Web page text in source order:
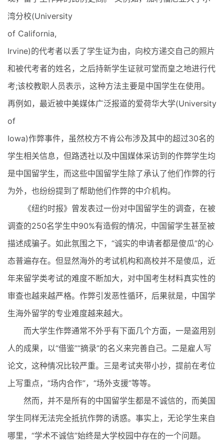
湾分校(University
of California,
Irvine)的代考者以丢了学生证为由，向校方递交自己的照片
和被代考者的姓名，之后持新学生证就可堂而皇之地进行代
考;该校教职人员表示，这种方法主要是中国学生在使用。
再例如，最近被中美媒体广泛报道的爱荷华大学(University
of
Iowa)作弊事件，虽然校方不肯公布涉及其中的超过30名的
学生相关信息，但路透社以及中国媒体采访到的作弊学生均
是中国留学生，而这些中国留学生除了承认了他们作弊的行
为外，也纷纷提到了帮助他们作弊的中介机构。
《纽约时报》曾发表过一份对中国留学生的调查，在被
调查的250名学生中90%有造假的情况，中国留学生甚至被
描述成骗子。如此氛围之下，“诚实的申请者都是傻瓜”的心
态普遍存在。但显然海外的考试机构和高校并不是傻瓜，近
年来留学类考试的难度不断加大，对中国考生材料真实性的
审查也越来越严格。作弊引发恶性循环，后果就是，中国学
生海外留学的专业难度越来越大。
而大学生作弊通常不外乎有下面几个方面，一是盗用别
人的成果，以“借鉴”“摘录”的名义来完善自己。二是雇人写
论文，这种情况比较严重。三是考试夹带小抄，提前在考位
上写重点，“场内合作”，“场外支援”等等。
然而，并不是所有的中国留学生都是不诚信的，而美国
学生同样无法完全抵抗作弊的诱惑。事实上，无论学生来自
哪里，“学术不诚信”始终是大学校园中存在的一个问题。